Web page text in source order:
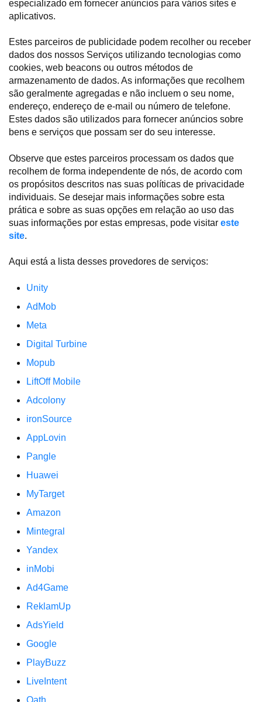
especializado em fornecer anúncios para vários sites e
aplicativos.
Estes parceiros de publicidade podem recolher ou receber
dados dos nossos Serviços utilizando tecnologias como
cookies, web beacons ou outros métodos de
armazenamento de dados. As informações que recolhem
são geralmente agregadas e não incluem o seu nome,
endereço, endereço de e-mail ou número de telefone.
Estes dados são utilizados para fornecer anúncios sobre
bens e serviços que possam ser do seu interesse.
Observe que estes parceiros processam os dados que
recolhem de forma independente de nós, de acordo com
os propósitos descritos nas suas políticas de privacidade
individuais. Se desejar mais informações sobre esta
prática e sobre as suas opções em relação ao uso das
suas informações por estas empresas, pode visitar este
site.
Aqui está a lista desses provedores de serviços:
Unity
AdMob
Meta
Digital Turbine
Mopub
LiftOff Mobile
Adcolony
ironSource
AppLovin
Pangle
Huawei
MyTarget
Amazon
Mintegral
Yandex
inMobi
Ad4Game
ReklamUp
AdsYield
Google
PlayBuzz
LiveIntent
Oath